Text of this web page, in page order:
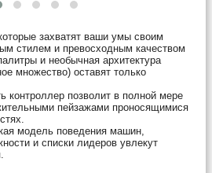
захватят ваши умы своим
стилем и превосходным качеством
и необычная архитектура
множество) оставят только
контроллер позволит в полной мере
пейзажами проносящимися
модель поведения машин,
и списки лидеров увлекут